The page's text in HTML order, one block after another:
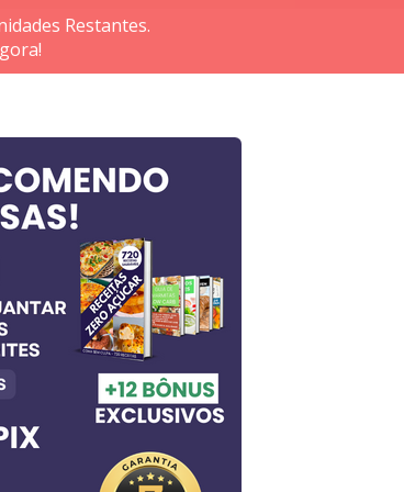
Restantes.